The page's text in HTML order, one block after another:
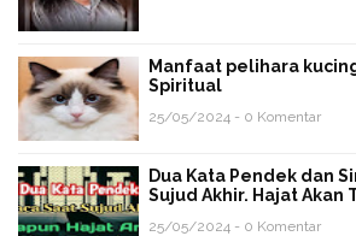
Manfaat pelihara
Spiritual
25/05/2024 - 0 Komentar
Dua Kata Pendek dan
Sujud Akhir. Hajat Akan
25/05/2024 - 0 Komentar